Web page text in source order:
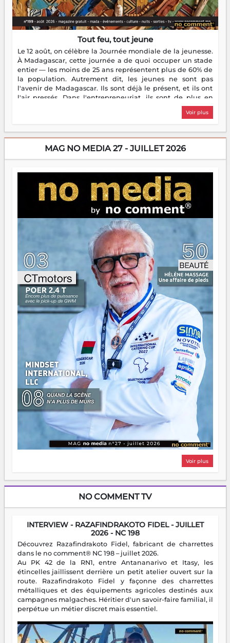
Tout feu, tout jeune
Le 12 août, on célèbre la Journée mondiale de la jeunesse.
À Madagascar, cette journée a de quoi occuper un stade
entier — les moins de 25 ans représentent plus de 60% de
la population. Autrement dit, les jeunes ne sont pas
l'avenir de Madagascar. Ils sont déjà le présent, et ils ont
l'air pressés. Dans l'entrepreneuriat, ils sont de plus en
plus nombreux à se lancer, à créer, à risquer — souvent
sans filet, souvent sans aide, mais toujours avec cette
dorment vraiment la nuit. En culture, les nouvelles sont
encore meilleures. Aina Rasamoelina vient de décrocher le
Prix RFI Instrumental Afrique. Miangaly Elia rafle le Prix
jeunes qui tiennent la torche. Alors oui, on pourrait
s'arrêter là, applaudir et rentrer chez soi satisfait. Mais ce
serait passer à côté d'une chose essentielle. La fougue, ça
brûle fort — et parfois, ça brûle vite. Une flamme sans
direction peut éclairer autant qu'elle peut consumer. C'est
là que les aînés entrent en scène — pas pour reprendre le
gouvernail, mais pour montrer où sont les récifs. Les jeunes
ont la force, les vieux ont l'expérience, comme on dit. Ce
n'est pas un combat de générations — c'est une question
d'équipage. Partagez vos réussites, mais aussi vos échecs.
Surtout vos échecs, d'ailleurs — ils enseignent mieux que
n'importe quel manuel. À Madagascar, la barque avance.
Il faut juste s'assurer que tout le monde rame dans le
même sens.
Voir plus
MAG NO MEDIA 27 - JUILLET 2026
Voir plus
NO COMMENT TV
INTERVIEW - RAZAFINDRAKOTO FIDEL - JUILLET
2026 - NC 198
Découvrez Razafindrakoto Fidel, fabricant de charrettes
dans le no comment® NC 198 – juillet 2026.
Au PK 42 de la RN1, entre Antananarivo et Itasy, les
étincelles jaillissent derrière un petit atelier ouvert sur la
route. Razafindrakoto Fidel y façonne des charrettes
métalliques et des équipements agricoles destinés aux
campagnes malgaches. Héritier d'un savoir-faire familial, il
perpétue un métier discret mais essentiel.